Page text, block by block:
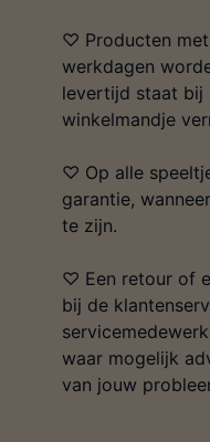
♡ Producten
werkdagen
levertijd staat bij
winkelmandje
♡ Op alle
garantie,
te zijn.
♡ Een retour of
bij de
waar mogelijk
van jouw